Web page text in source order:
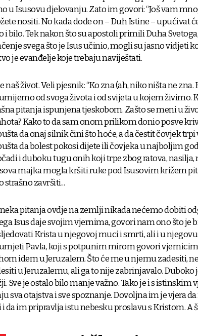
u Isusovu djelovanju. Zato im govori: “Još vam
nositi. No kada dođe on – Duh Istine – upućivat
i bilo. Tek nakon što su apostoli primili Duha
svega što je Isus učinio, mogli su jasno vidjeti
je evanđelje koje trebaju naviještati.
naš život. Veli pjesnik: “Ko zna (ah, niko ništa ne
od svoga života i od svijeta u kojem živimo.
pitanja ispunjena tjeskobom. Zašto se meni u
Kako to da sam onom prilikom donio posve
da onaj silnik čini što hoće, a da čestit čovjek trpi
da bolest pokosi dijete ili čovjeka u najboljim
i duboku tugu onih koji trpe zbog ratova, nasilja,
majka mogla kršiti ruke pod Isusovim križem
strašno završiti...
pitanja ovdje na zemlji nikada nećemo dobiti
Isus daje svojim vjernima, govori nam ono što je
Krista u njegovoj muci i smrti, ali i u
Pavla, koji s potpunim mirom govori vjernicima
idem u Jeruzalem. Što će me u njemu zadesiti,
u Jeruzalemu, ali ga to nije zabrinjavalo. Duboko
Sve je ostalo bilo manje važno. Tako je i s
sva otajstva i sve spoznanje. Dovoljna im je vjera
i da im pripravlja istu nebesku proslavu s Kristom. A